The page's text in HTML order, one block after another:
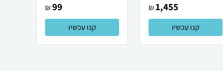
1,455
₪
קנו עכשיו
99
₪
קנו עכשיו